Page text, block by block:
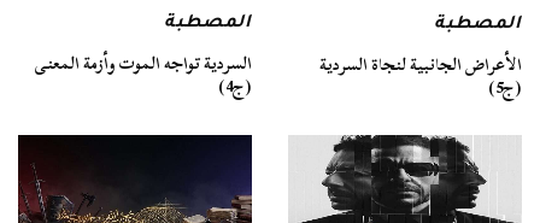
المصطبة
الأعراض الجانبية لنجاة السردية
(ج5)
المصطبة
السردية تواجه الموت وأزمة المعنى
(ج4)